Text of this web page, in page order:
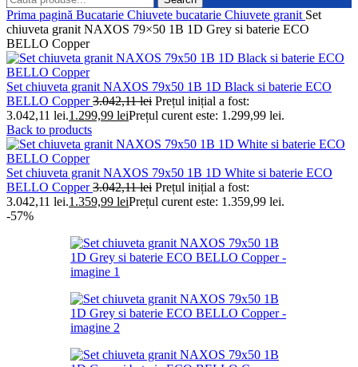
Prima pagină Bucatarie Chiuvete bucatarie Chiuvete granit Set
chiuveta granit NAXOS 79×50 1B 1D Grey si baterie ECO
BELLO Copper
Set chiuveta granit NAXOS 79x50 1B 1D Black si baterie ECO
BELLO Copper3.042,11lei Prețul inițial a fost:
3.042,11 lei.1.299,99 leiPrețul curent este: 1.299,99 lei.
Back to products
Set chiuveta granit NAXOS 79x50 1B 1D White si baterie ECO
BELLO Copper3.042,11lei Prețul inițial a fost:
3.042,11 lei.1.359,99 leiPrețul curent este: 1.359,99 lei.
-57%